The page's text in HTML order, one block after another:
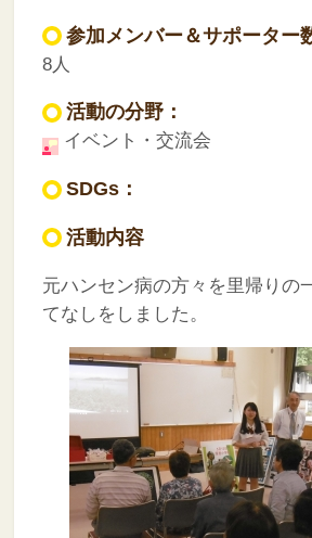
参加メンバー＆サポーター
8人
活動の分野：
イベント・交流会
SDGs：
活動内容
元ハンセン病の方々を里帰りの
てなしをしました。